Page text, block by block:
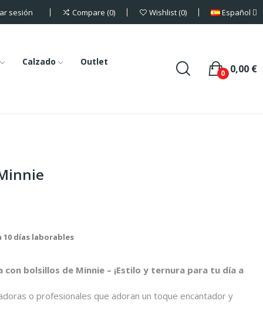
sesión Compare 0 Wishlist 0 Español
Calzado Outlet
0,00 €
0
10 días laborables
con bolsillos de Minnie – ¡Estilo y ternura para tu día a
o profesionales que adoran un toque encantador y